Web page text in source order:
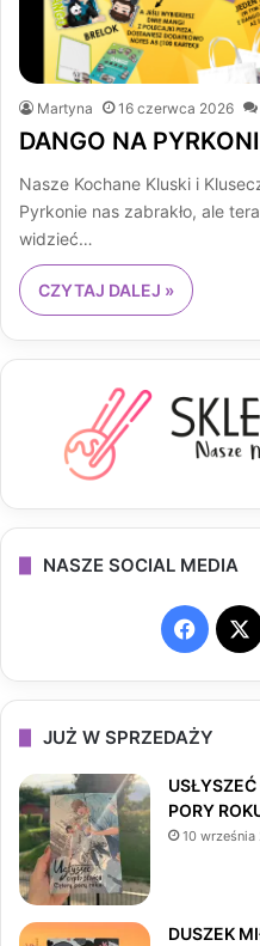
Martyna 16 czerwca 2026
DANGO NA
Nasze Kochane Kluski i
Pyrkonie nas zabrakło, ale
widzieć…
CZYTAJ DALEJ »
NASZE SOCIAL MEDIA
F
a
b
JUŻ W SPRZEDAŻY
PORY
10 września
DUSZEK